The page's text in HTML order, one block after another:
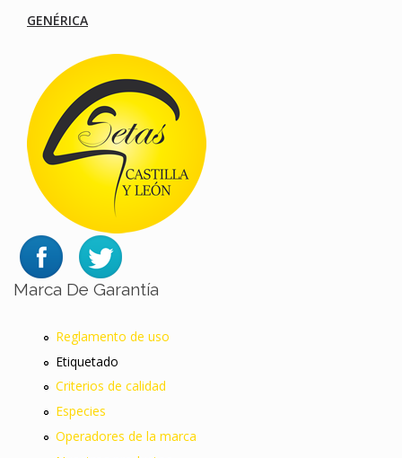
GENÉRICA
Marca De Garantía
Reglamento de uso
Etiquetado
Criterios de calidad
Especies
Operadores de la marca